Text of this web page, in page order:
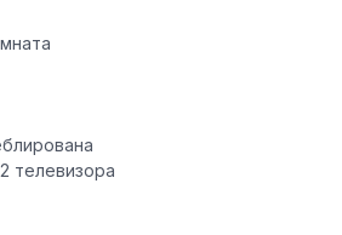
телевизора